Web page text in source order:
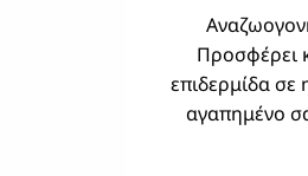
Προσφέρει
επιδερμίδα
αγαπημένο